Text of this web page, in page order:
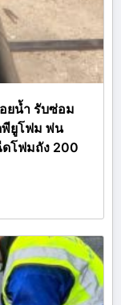
ยน้ำ รับซ่อม
ยูโฟม พ่น
ดโฟมถัง 200